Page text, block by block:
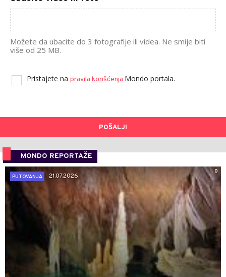
Možete da ubacite do 3 fotografije ili videa. Ne smije biti
više od 25 MB.
Pristajete na pravila korišćenja Mondo portala.
POŠALJI
MONDO REPORTAŽE
0
PUTOVANJA
21.07.2026.